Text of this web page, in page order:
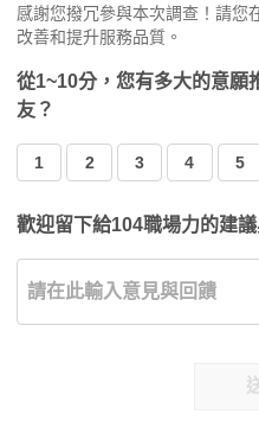
感謝您撥冗參與本次調查！請您
改善和提升服務品質。
從1~10分，您有多大的意願
友？
1 2 3 4 5
歡迎留下給104職場力的建